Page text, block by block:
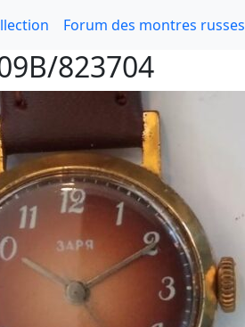
Forum des montres russes
823704